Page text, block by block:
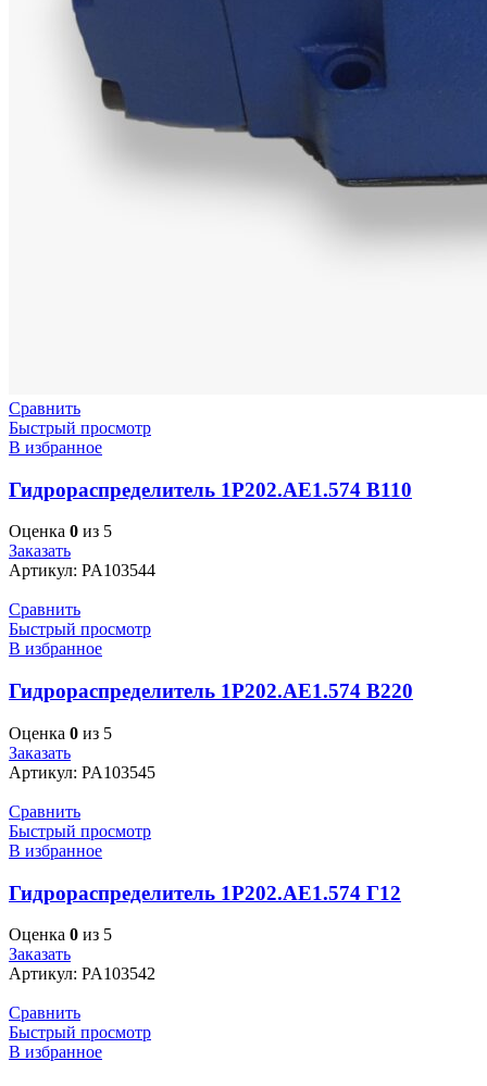
Сравнить
Быстрый просмотр
В избранное
Гидрораспределитель 1Р202.АЕ1.574 В110
Оценка 0 из 5
Заказать
Артикул: PA103544
Сравнить
Быстрый просмотр
В избранное
Гидрораспределитель 1Р202.АЕ1.574 В220
Оценка 0 из 5
Заказать
Артикул: PA103545
Сравнить
Быстрый просмотр
В избранное
Гидрораспределитель 1Р202.АЕ1.574 Г12
Оценка 0 из 5
Заказать
Артикул: PA103542
Сравнить
Быстрый просмотр
В избранное